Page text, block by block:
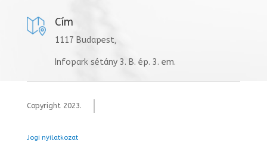
Cím
1117 Budapest,
Infopark sétány 3. B. ép. 3. em.
Copyright 2023.
Jogi nyilatkozat